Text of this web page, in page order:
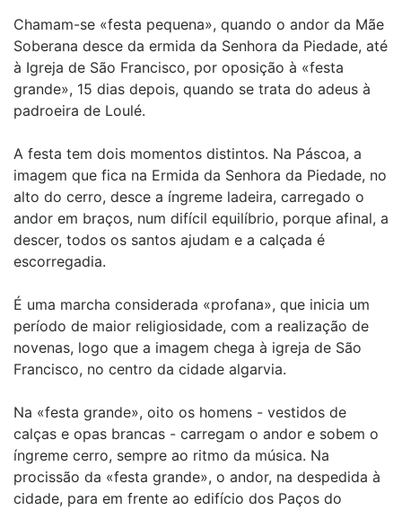
Chamam-se «festa pequena», quando o andor da Mãe
Soberana desce da ermida da Senhora da Piedade, até
à Igreja de São Francisco, por oposição à «festa
grande», 15 dias depois, quando se trata do adeus à
padroeira de Loulé.
A festa tem dois momentos distintos. Na Páscoa, a
imagem que fica na Ermida da Senhora da Piedade, no
alto do cerro, desce a íngreme ladeira, carregado o
andor em braços, num difícil equilíbrio, porque afinal, a
descer, todos os santos ajudam e a calçada é
escorregadia.
É uma marcha considerada «profana», que inicia um
período de maior religiosidade, com a realização de
novenas, logo que a imagem chega à igreja de São
Francisco, no centro da cidade algarvia.
Na «festa grande», oito os homens - vestidos de
calças e opas brancas - carregam o andor e sobem o
íngreme cerro, sempre ao ritmo da música. Na
procissão da «festa grande», o andor, na despedida à
cidade, para em frente ao edifício dos Paços do